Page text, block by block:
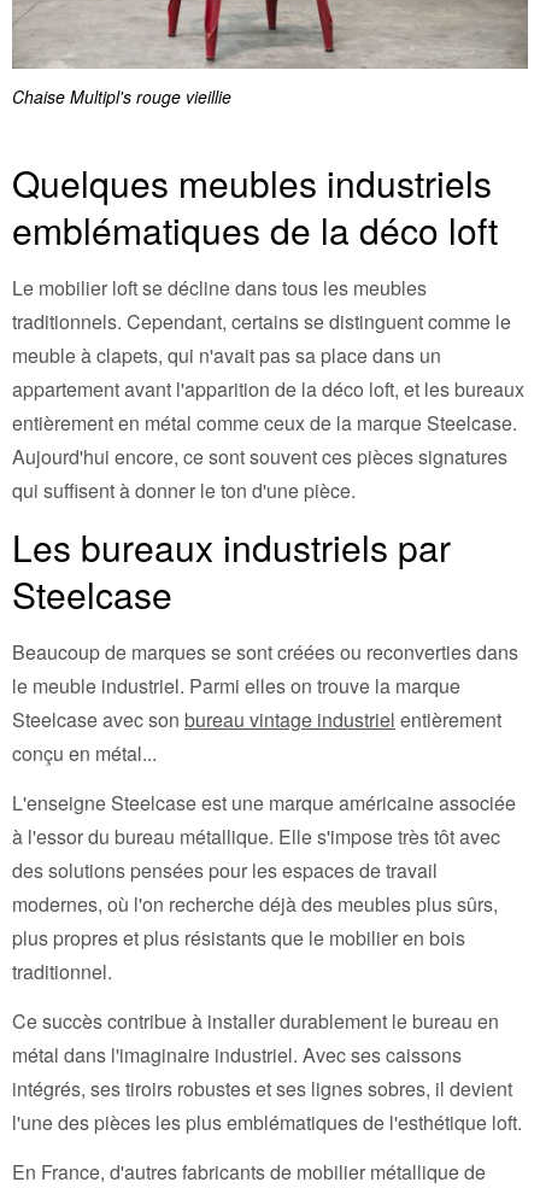
Chaise Multipl's rouge vieillie
Quelques meubles industriels
emblématiques de la déco loft
Le mobilier loft se décline dans tous les meubles
traditionnels. Cependant, certains se distinguent comme le
meuble à clapets, qui n'avait pas sa place dans un
appartement avant l'apparition de la déco loft, et les bureaux
entièrement en métal comme ceux de la marque Steelcase.
Aujourd'hui encore, ce sont souvent ces pièces signatures
qui suffisent à donner le ton d'une pièce.
Les bureaux industriels par
Steelcase
Beaucoup de marques se sont créées ou reconverties dans
le meuble industriel. Parmi elles on trouve la marque
Steelcase avec son bureau vintage industriel entièrement
conçu en métal...
L'enseigne Steelcase est une marque américaine associée
à l'essor du bureau métallique. Elle s'impose très tôt avec
des solutions pensées pour les espaces de travail
modernes, où l'on recherche déjà des meubles plus sûrs,
plus propres et plus résistants que le mobilier en bois
traditionnel.
Ce succès contribue à installer durablement le bureau en
métal dans l'imaginaire industriel. Avec ses caissons
intégrés, ses tiroirs robustes et ses lignes sobres, il devient
l'une des pièces les plus emblématiques de l'esthétique loft.
En France, d'autres fabricants de mobilier métallique de